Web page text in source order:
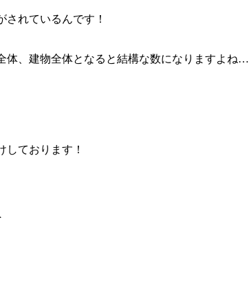
れているんです！
体、建物全体となると結構な数になりますよね…
ております！